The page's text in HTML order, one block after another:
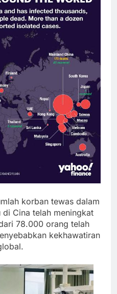
korban tewas dalam
Cina telah meningkat
78.000 orang telah
kekhawatiran